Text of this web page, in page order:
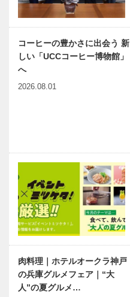
あるくらし
Vol.1 レクサ
ーフも日本の
トップブラン
コーヒーの豊かさに出会う 新
しい「UCCコーヒー博物館」
へ
2026.08.01
肉料理｜ホテルオークラ神戸
の兵庫グルメフェア｜“大
人”の夏グルメ…